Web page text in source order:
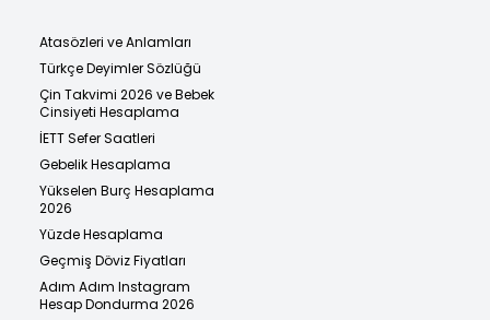
Atasözleri ve Anlamları
Türkçe Deyimler Sözlüğü
Çin Takvimi 2026 ve Bebek
Cinsiyeti Hesaplama
İETT Sefer Saatleri
Gebelik Hesaplama
Yükselen Burç Hesaplama
2026
Yüzde Hesaplama
Geçmiş Döviz Fiyatları
Adım Adım Instagram
Hesap Dondurma 2026